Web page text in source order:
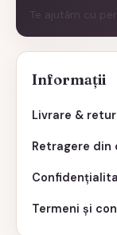
Te ajutăm cu
Informații
Livrare & retur
Retragere
Termeni și